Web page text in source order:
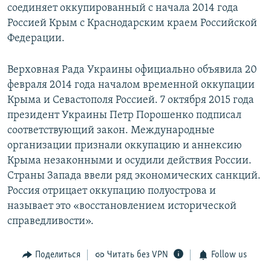
соединяет оккупированный с начала 2014 года
Россией Крым с Краснодарским краем Российской
Федерации.
Верховная Рада Украины официально объявила 20
февраля 2014 года началом временной оккупации
Крыма и Севастополя Россией. 7 октября 2015 года
президент Украины Петр Порошенко подписал
соответствующий закон. Международные
организации признали оккупацию и аннексию
Крыма незаконными и осудили действия России.
Страны Запада ввели ряд экономических санкций.
Россия отрицает оккупацию полуострова и
называет это «восстановлением исторической
справедливости».
Поделиться Читать без VPN Follow us